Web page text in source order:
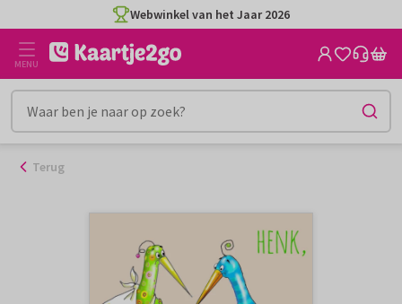
naar
inhoud
Webwinkel van het Jaar 2026
MENU
Terug